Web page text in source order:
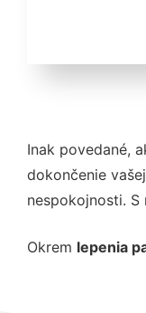
Inak povedané,
dokončenie
nespokojnosti.
Okrem lepenia